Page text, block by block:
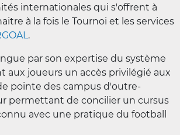
internationales qui s'offrent à
à la fois le Tournoi et les services
.
par son expertise du système
aux joueurs un accès privilégié aux
pointe des campus d'outre-
permettant de concilier un cursus
avec une pratique du football